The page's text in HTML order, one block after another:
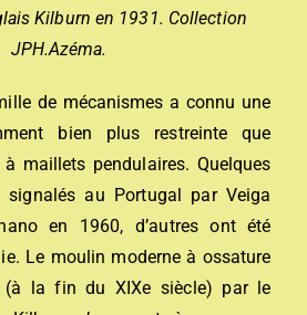
Kilburn en 1931. Collection
JPH.Azéma.
de mécanismes a connu une
bien plus restreinte que
maillets pendulaires. Quelques
signalés au Portugal par Veiga
en 1960, d’autres ont été
Le moulin moderne à ossature
la fin du XIXe siècle) par le